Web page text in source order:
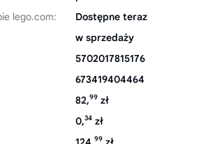
lego.com:
Dostępne teraz
w sprzedaży
5702017815176
673419404464
82,99 zł
0,34 zł
99